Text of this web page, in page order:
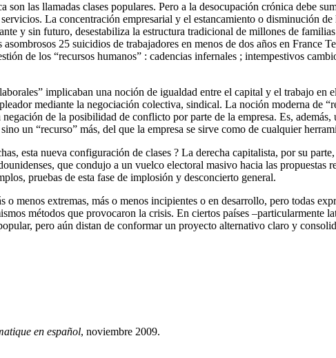
las llamadas clases populares. Pero a la desocupación crónica debe
La concentración empresarial y el estancamiento o disminución
y sin futuro, desestabiliza la estructura tradicional de millones de
25 suicidios de trabajadores en menos de dos años en France
de los “recursos humanos” : cadencias infernales ; intempestivos
implicaban una noción de igualdad entre el capital y el trabajo
mediante la negociación colectiva, sindical. La noción moderna de
de la posibilidad de conflicto por parte de la empresa. Es, además,
un “recurso” más, del que la empresa se sirve como de cualquier
esta nueva configuración de clases ? La derecha capitalista, por su
que condujo a un vuelco electoral masivo hacia las propuestas
pruebas de esta fase de implosión y desconcierto general.
menos extremas, más o menos incipientes o en desarrollo, pero todas
métodos que provocaron la crisis. En ciertos países –particularmente
pero aún distan de conformar un proyecto alternativo claro y
en español, noviembre 2009.